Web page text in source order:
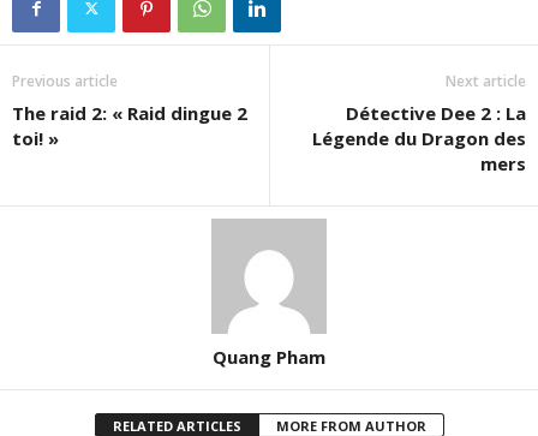
Previous article
The raid 2: « Raid dingue 2
toi! »
Next article
Détective Dee 2 : La
Légende du Dragon des
mers
Quang Pham
RELATED ARTICLES MORE FROM AUTHOR